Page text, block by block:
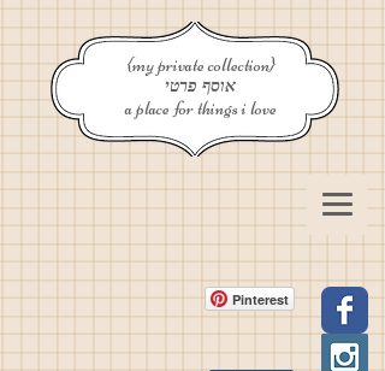
{my private collection}
אוסף פרטי
a place for things i love
Pinterest